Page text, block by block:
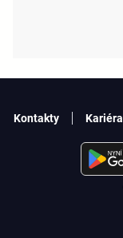
Kontakty Kariéra